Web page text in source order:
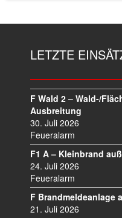
LETZTE
F Wald 2 – Wald-/
Ausbreitung
30. Juli 2026
Feueralarm
F1 A – Kleinbrand
24. Juli 2026
Feueralarm
F Brandmeldeanlage
21. Juli 2026